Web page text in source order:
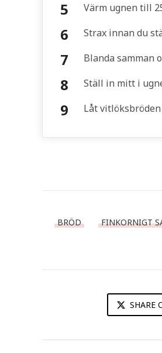
Värm ugnen till
Strax innan du
Blanda samman
Ställ in mitt i
Låt
BRÖD FINKORNIGT
SHARE